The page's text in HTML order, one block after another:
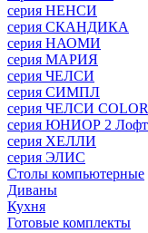
серия НЕНСИ
серия СКАНДИКА
серия НАОМИ
серия МАРИЯ
серия ЧЕЛСИ
серия СИМПЛ
серия ЧЕЛСИ COLOR
серия ЮНИОР 2 Лофт
серия ХЕЛЛИ
серия ЭЛИС
Столы компьютерные
Диваны
Кухня
Готовые комплекты